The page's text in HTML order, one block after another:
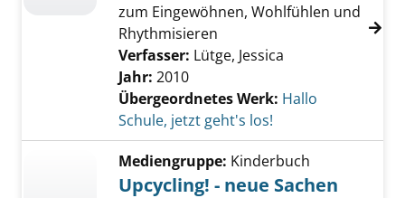
zum Eingewöhnen, Wohlfühlen und
Rhythmisieren
Verfasser: Lütge, Jessica
Jahr: 2010
Übergeordnetes Werk: Hallo
Schule, jetzt geht's los!
Mediengruppe: Kinderbuch
Upcycling! - neue Sachen